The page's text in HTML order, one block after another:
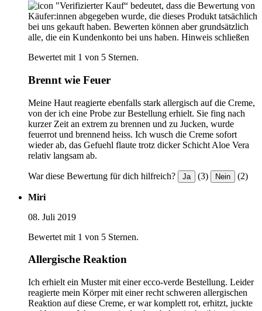
"Verifizierter Kauf“ bedeutet, dass die Bewertung von
Käufer:innen abgegeben wurde, die dieses Produkt tatsächlich
bei uns gekauft haben. Bewerten können aber grundsätzlich
alle, die ein Kundenkonto bei uns haben. Hinweis schließen
Bewertet mit 1 von 5 Sternen.
Brennt wie Feuer
Meine Haut reagierte ebenfalls stark allergisch auf die Creme,
von der ich eine Probe zur Bestellung erhielt. Sie fing nach
kurzer Zeit an extrem zu brennen und zu Jucken, wurde
feuerrot und brennend heiss. Ich wusch die Creme sofort
wieder ab, das Gefuehl flaute trotz dicker Schicht Aloe Vera
relativ langsam ab.
War diese Bewertung für dich hilfreich? Ja (3) Nein (2)
Miri
08. Juli 2019
Bewertet mit 1 von 5 Sternen.
Allergische Reaktion
Ich erhielt ein Muster mit einer ecco-verde Bestellung. Leider
reagierte mein Körper mit einer recht schweren allergischen
Reaktion auf diese Creme, er war komplett rot, erhitzt, juckte